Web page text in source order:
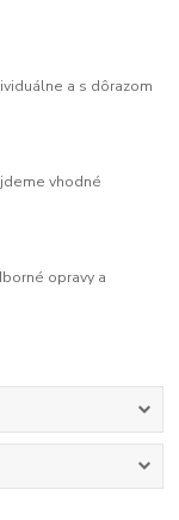
a s dôrazom
vhodné
opravy a